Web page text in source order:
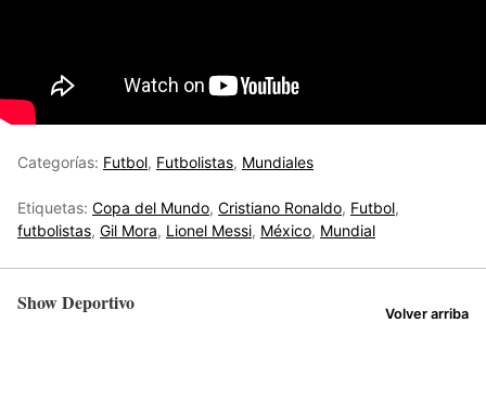
Categorías: Futbol, Futbolistas, Mundiales
Etiquetas: Copa del Mundo, Cristiano Ronaldo, Futbol,
futbolistas, Gil Mora, Lionel Messi, México, Mundial
Show Deportivo Volver arriba